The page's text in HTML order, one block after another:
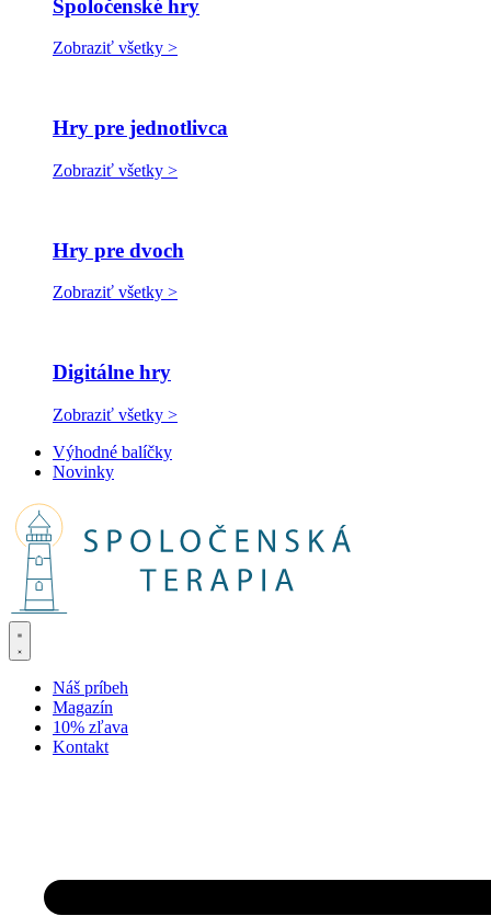
Spoločenské hry
Zobraziť všetky >
Hry pre jednotlivca
Zobraziť všetky >
Hry pre dvoch
Zobraziť všetky >
Digitálne hry
Zobraziť všetky >
Výhodné balíčky
Novinky
Náš príbeh
Magazín
10% zľava
Kontakt